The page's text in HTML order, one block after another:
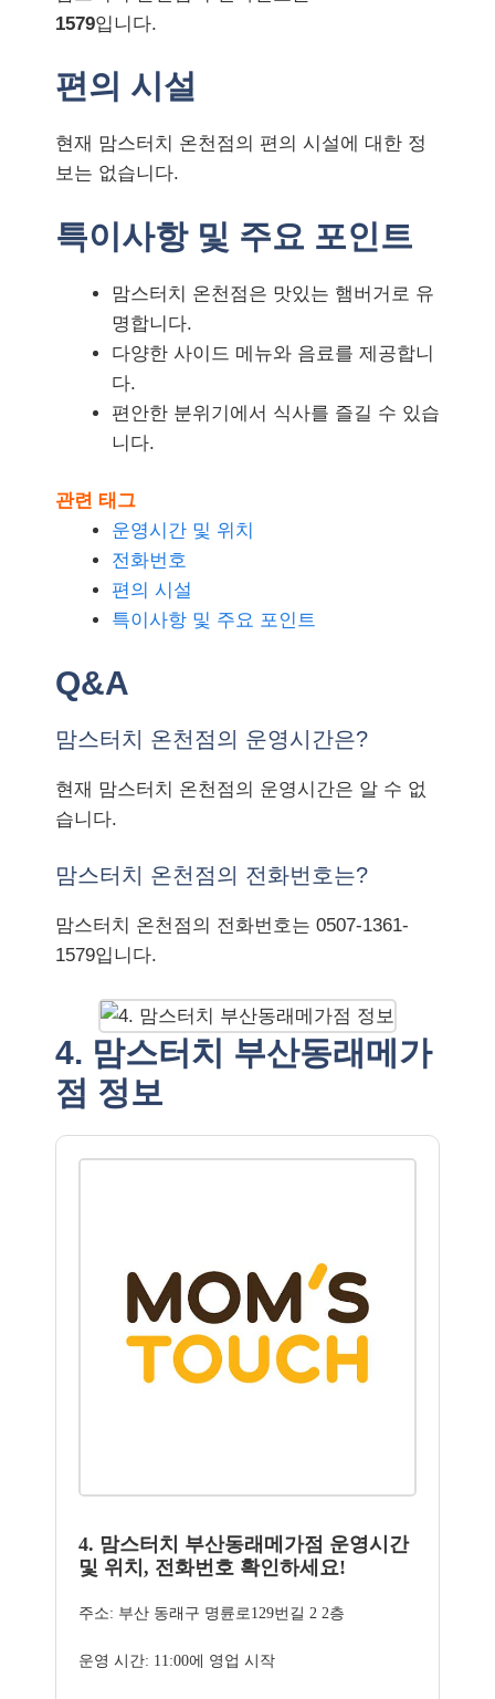
1579입니다.
편의 시설
현재 맘스터치 온천점의 편의 시설에 대한 정
보는 없습니다.
특이사항 및 주요 포인트
맘스터치 온천점은 맛있는 햄버거로 유
명합니다.
다양한 사이드 메뉴와 음료를 제공합니
다.
편안한 분위기에서 식사를 즐길 수 있습
니다.
관련 태그
운영시간 및 위치
전화번호
편의 시설
특이사항 및 주요 포인트
Q&A
맘스터치 온천점의 운영시간은?
현재 맘스터치 온천점의 운영시간은 알 수 없
습니다.
맘스터치 온천점의 전화번호는?
맘스터치 온천점의 전화번호는 0507-1361-
1579입니다.
4. 맘스터치 부산동래메가
점 정보
4. 맘스터치 부산동래메가점 운영시간
및 위치, 전화번호 확인하세요!
주소: 부산 동래구 명륜로129번길 2 2층
운영 시간: 11:00에 영업 시작